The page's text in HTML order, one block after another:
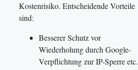
Kostenrisiko. Entscheidende Vorteile
sind:
Besserer Schutz vor
Wiederholung durch Google-
Verpflichtung zur IP-Sperre etc.